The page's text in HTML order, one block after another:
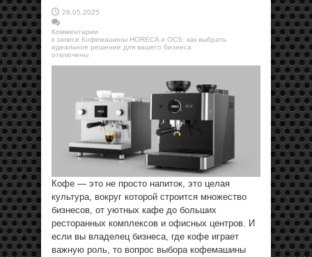
28.05.2025
Комментарии
к записи Кофемашины HORECA и OCS: как выбрать
идеальное решение для вашего бизнеса
отключены
Кофе — это не просто напиток, это целая
культура, вокруг которой строится множество
бизнесов, от уютных кафе до больших
ресторанных комплексов и офисных центров. И
если вы владелец бизнеса, где кофе играет
важную роль, то вопрос выбора кофемашины